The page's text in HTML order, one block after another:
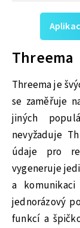
Threema
Threema je
se zaměřuje
jiných
nevyžaduje
údaje pro
vygeneruje
a
jednorázový
funkcí a